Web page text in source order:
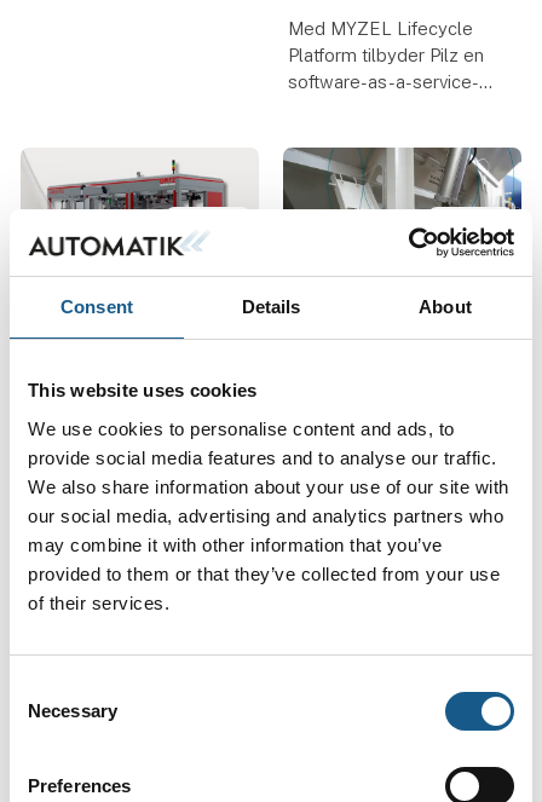
Consent Details About
This website uses cookies
We use cookies to personalise content and ads, to
provide social media features and to analyse our traffic.
We also share information about your use of our site with
our social media, advertising and analytics partners who
may combine it with other information that you’ve
provided to them or that they’ve collected from your use
of their services.
Selection
Necessary
Preferences
Med MYZEL Lifecycle
Platform tilbyder Pilz en
software-as-a-service-
og personale centralt.
Den digitale platform
hjælper produktions- og
sikkerhedsansvarlige
30. april 2026
Revolution i
emballage:
Præcision,
bæredygtighed
og effektivitet
Emballageindustrien er
under pres for at levere
højere præcision, lavere
ressourceforbrug og
Opitz Packaging
30. april 2026 | IMI
Når automation
Hvorfor vente, når du
ikke behøver? I mange
automationsprojekter er
tid, driftssikkerhed og
fleksibilitet afgørende.
Med kundetilpassede